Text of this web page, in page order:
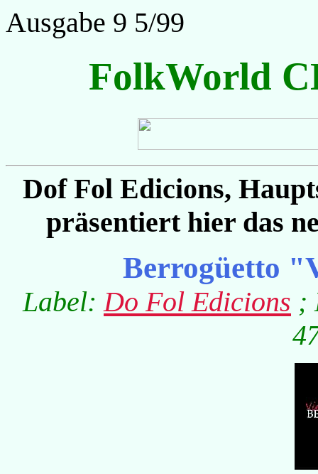
Ausgabe 9 5/99
FolkWorld
Dof Fol Edicions,
präsentiert hier das
Berrogüetto
Label: Do Fol Edicions ;